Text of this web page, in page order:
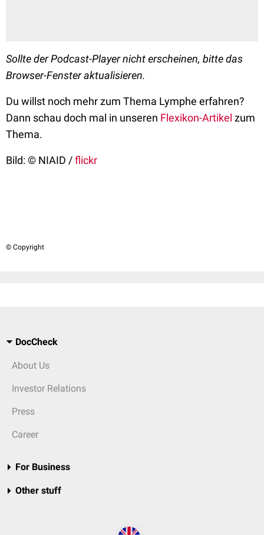
Sollte der Podcast-Player nicht erscheinen, bitte das
Browser-Fenster aktualisieren.
Du willst noch mehr zum Thema Lymphe erfahren?
Dann schau doch mal in unseren Flexikon-Artikel zum
Thema.
Bild: © NIAID /flickr
© Copyright
DocCheck
About Us
Investor Relations
Press
Career
For Business
Other stuff